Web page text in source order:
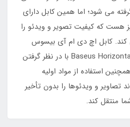
می شود؛ اما همین کابل دارای
هست که کیفیت تصویر و ویدئو را
کند. کابل اچ دی ام آی بیسوس
Baseus Horizontal 4K HDMI CAKGQ-A01 با در نظر گرفتن
استفاده از مواد اولیه
تصاویر و ویدئوها را بدون تأخیر
منتقل کند.